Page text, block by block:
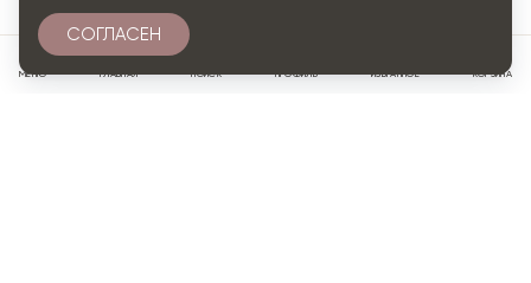
МЕНЮ ГЛАВНАЯ ПОИСК ПРОФИЛЬ ИЗБРАННОЕ КОРЗИНА
СОГЛАСЕН